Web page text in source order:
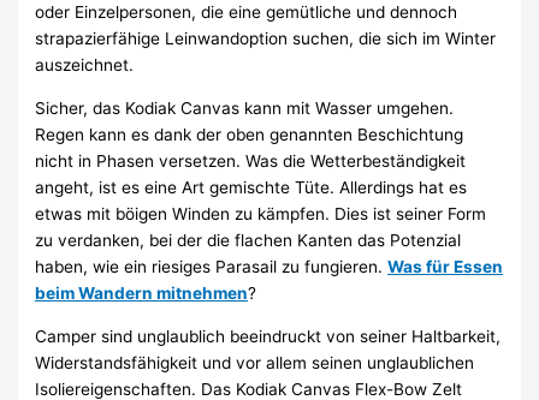
oder Einzelpersonen, die eine gemütliche und dennoch
strapazierfähige Leinwandoption suchen, die sich im Winter
auszeichnet.
Sicher, das Kodiak Canvas kann mit Wasser umgehen.
Regen kann es dank der oben genannten Beschichtung
nicht in Phasen versetzen. Was die Wetterbeständigkeit
angeht, ist es eine Art gemischte Tüte. Allerdings hat es
etwas mit böigen Winden zu kämpfen. Dies ist seiner Form
zu verdanken, bei der die flachen Kanten das Potenzial
haben, wie ein riesiges Parasail zu fungieren.Was für Essen
beim Wandern mitnehmen?
Camper sind unglaublich beeindruckt von seiner Haltbarkeit,
Widerstandsfähigkeit und vor allem seinen unglaublichen
Isoliereigenschaften. Das Kodiak Canvas Flex-Bow Zelt